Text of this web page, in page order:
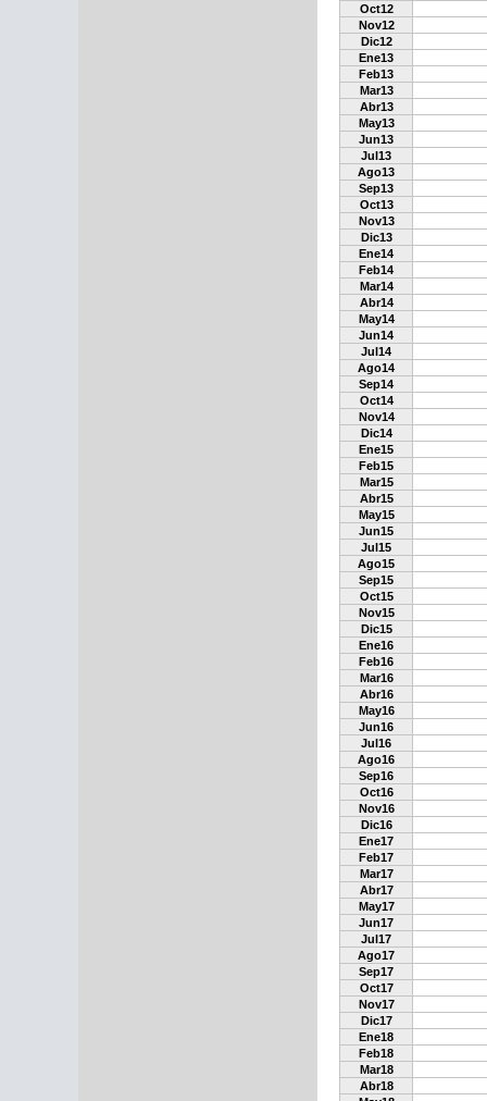
Oct12
Nov12
Dic12
Ene13
Feb13
Mar13
Abr13
May13
Jun13
Jul13
Ago13
Sep13
Oct13
Nov13
Dic13
Ene14
Feb14
Mar14
Abr14
May14
Jun14
Jul14
Ago14
Sep14
Oct14
Nov14
Dic14
Ene15
Feb15
Mar15
Abr15
May15
Jun15
Jul15
Ago15
Sep15
Oct15
Nov15
Dic15
Ene16
Feb16
Mar16
Abr16
May16
Jun16
Jul16
Ago16
Sep16
Oct16
Nov16
Dic16
Ene17
Feb17
Mar17
Abr17
May17
Jun17
Jul17
Ago17
Sep17
Oct17
Nov17
Dic17
Ene18
Feb18
Mar18
Abr18